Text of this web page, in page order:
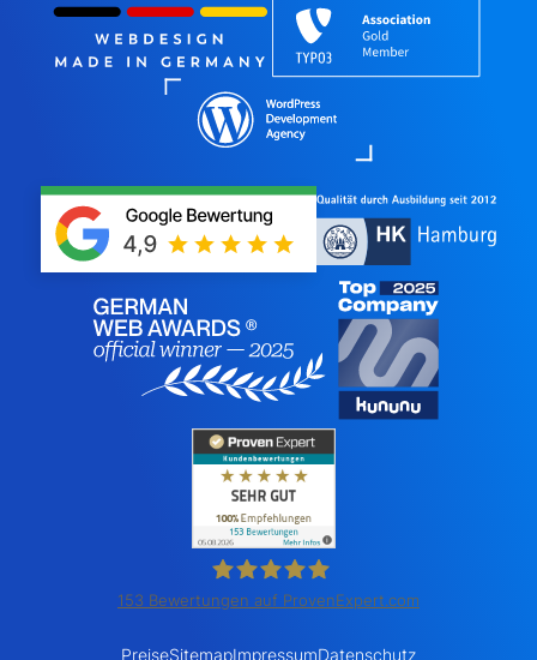
Homepage Helden GmbH
153 Bewertungen auf ProvenExpert.com
PreiseSitemapImpressumDatenschutz